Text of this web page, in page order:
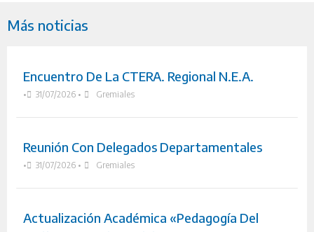
Más noticias
Encuentro De La CTERA. Regional N.E.A.
• 31/07/2026 • Gremiales
Reunión Con Delegados Departamentales
• 31/07/2026 • Gremiales
Actualización Académica «Pedagogía Del